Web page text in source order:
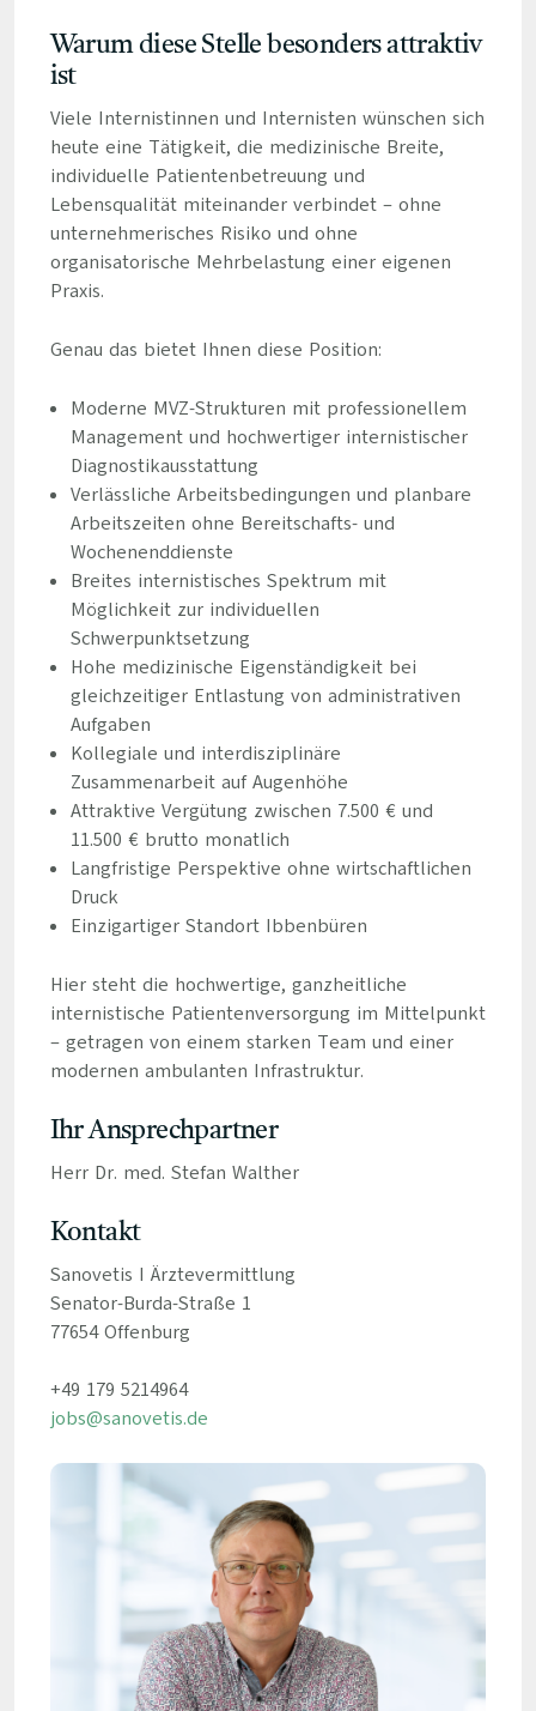
Warum diese Stelle besonders attraktiv
ist
Viele Internistinnen und Internisten wünschen sich
heute eine Tätigkeit, die medizinische Breite,
individuelle Patientenbetreuung und
Lebensqualität miteinander verbindet – ohne
unternehmerisches Risiko und ohne
organisatorische Mehrbelastung einer eigenen
Praxis.
Genau das bietet Ihnen diese Position:
Moderne MVZ-Strukturen mit professionellem
Management und hochwertiger internistischer
Diagnostikausstattung
Verlässliche Arbeitsbedingungen und planbare
Arbeitszeiten ohne Bereitschafts- und
Wochenenddienste
Breites internistisches Spektrum mit
Möglichkeit zur individuellen
Schwerpunktsetzung
Hohe medizinische Eigenständigkeit bei
gleichzeitiger Entlastung von administrativen
Aufgaben
Kollegiale und interdisziplinäre
Zusammenarbeit auf Augenhöhe
Attraktive Vergütung zwischen 7.500 € und
11.500 € brutto monatlich
Langfristige Perspektive ohne wirtschaftlichen
Druck
Einzigartiger Standort Ibbenbüren
Hier steht die hochwertige, ganzheitliche
internistische Patientenversorgung im Mittelpunkt
– getragen von einem starken Team und einer
modernen ambulanten Infrastruktur.
Ihr Ansprechpartner
Herr Dr. med. Stefan Walther
Kontakt
Sanovetis I Ärztevermittlung
Senator-Burda-Straße 1
77654 Offenburg
+49 179 5214964
jobs@sanovetis.de